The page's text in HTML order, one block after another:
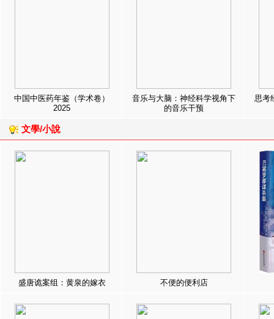
中国中医药年鉴（学术卷）
2025
音乐与大脑：神经科学视角下
的音乐干预
思考
文學/小說
盛唐诡案组：黄泉的嫁衣 不便的便利店